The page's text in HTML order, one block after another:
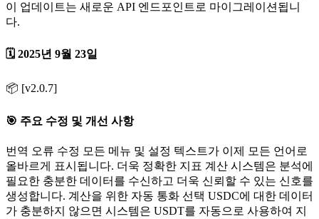
이 업데이트는 새로운 API 엔드포인트로 마이그레이션됩니
다.
🗓️ 2025년 9월 23일
📦 [v2.0.7]
🎯 주요 수정 및 개선 사항
번역 오류 수정 모든 메뉴 및 설정 텍스트가 이제 모든 언어로
올바르게 표시됩니다. 더욱 정확한 지표 계산 시스템은 분석에
필요한 충분한 데이터를 수신하고 더욱 신뢰할 수 있는 신호를
생성합니다. 계산을 위한 자동 통화 선택 USDC에 대한 데이터
가 충분하지 않으면 시스템은 USDT를 자동으로 사용하여 지